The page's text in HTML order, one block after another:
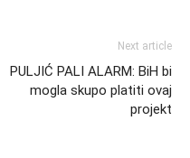
Next article
PULJIĆ PALI ALARM: BiH bi
mogla skupo platiti ovaj
projekt